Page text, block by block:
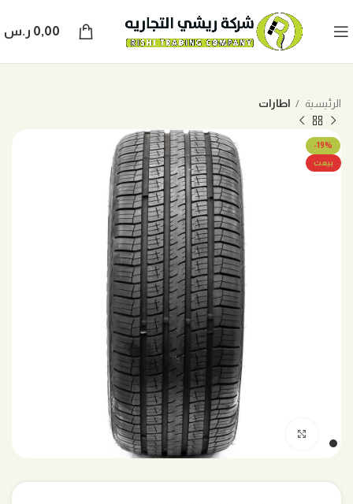
0,00 ر.س
الرئيسية اطارات
-19%
بيعت
اضغط للتكبير